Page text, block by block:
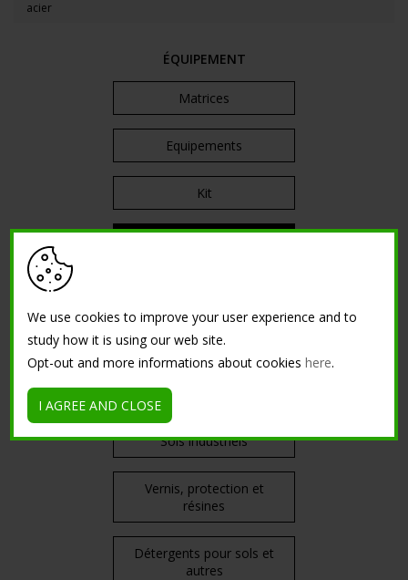
ÉQUIPEMENT
Matrices
Equipements
Kit
PRODUITS
Surfaces décoratives
Sols industriels
Vernis, protection et
résines
Détergents pour sols et
autres
acier
We use cookies to improve your user experience and to
study how it is using our web site.
Opt-out and more informations about cookieshere.
I AGREE AND CLOSE